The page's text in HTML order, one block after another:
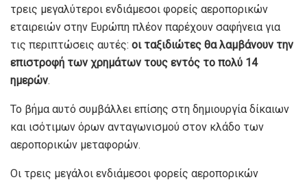
τρεις μεγαλύτεροι ενδιάμεσοι φορείς αεροπορικών
εταιρειών στην Ευρώπη πλέον παρέχουν σαφήνεια για
τις περιπτώσεις αυτές: οι ταξιδιώτες θα λαμβάνουν την
επιστροφή των χρημάτων τους εντός το πολύ 14
ημερών.
Το βήμα αυτό συμβάλλει επίσης στη δημιουργία δίκαιων
και ισότιμων όρων ανταγωνισμού στον κλάδο των
αεροπορικών μεταφορών.
Οι τρεις μεγάλοι ενδιάμεσοι φορείς αεροπορικών